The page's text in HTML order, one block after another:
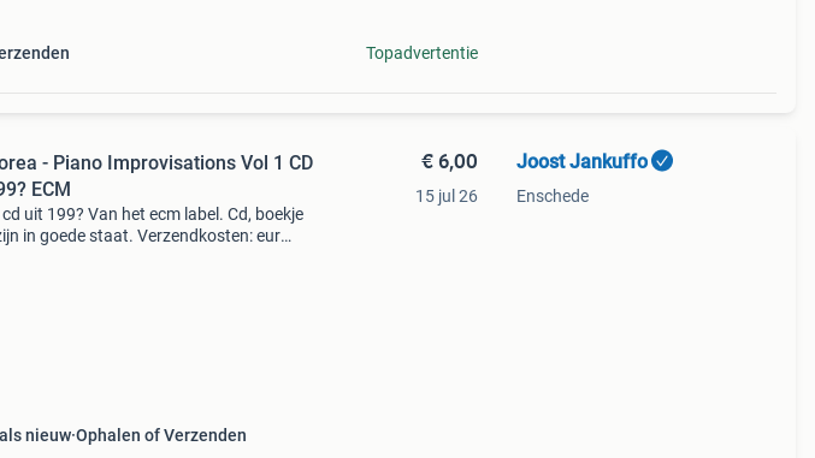
Topadvertentie
- Piano Improvisations Vol 1 CD
ECM
uit 199? Van het ecm label. Cd, boekje
in goede staat. Verzendkosten: eur
nieuw Ophalen of Verzenden
€ 6,00
15 jul 26
Joost Jankuffo
Enschede